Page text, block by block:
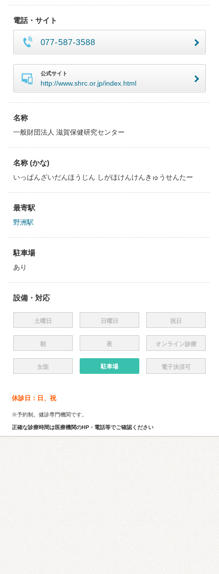
電話・サイト
077-587-3588
公式サイト
http://www.shrc.or.jp/index.html
名称
一般財団法人 滋賀保健研究センター
名称 (かな)
いっぱんざいだんほうじん しがほけんけんきゅうせんたー
最寄駅
野洲駅
駐車場
あり
設備・対応
土曜日 日曜日 祝日
朝 夜 オンライン診療
女医 駐車場 電子決済可
休診日：日、祝
※予約制。健診専門機関です。
正確な診療時間は医療機関のHP・電話等でご確認ください